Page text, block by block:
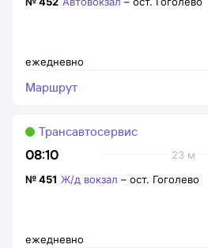
ежедневно
Маршрут
08:10 23 м
Трансавтосервис
ежедневно
№451 Ж/д вокзал – ост. Гоголево